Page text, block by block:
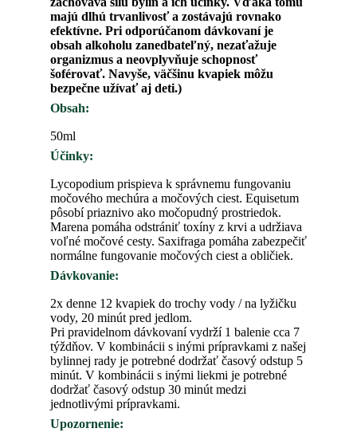
majú dlhú trvanlivosť a zostávajú rovnako
efektívne. Pri odporúčanom dávkovaní je
obsah alkoholu zanedbateľný, nezaťažuje
organizmus a neovplyvňuje schopnosť
šoférovať. Navyše, väčšinu kvapiek môžu
bezpečne užívať aj deti.)
Obsah:
50ml
Účinky:
Lycopodium prispieva k správnemu fungovaniu
močového mechúra a močových ciest. Equisetum
pôsobí priaznivo ako močopudný prostriedok.
Marena pomáha odstrániť toxíny z krvi a udržiava
voľné močové cesty. Saxifraga pomáha zabezpečiť
normálne fungovanie močových ciest a obličiek.
Dávkovanie:
2x denne 12 kvapiek do trochy vody / na lyžičku
vody, 20 minút pred jedlom.
Pri pravidelnom dávkovaní vydrží 1 balenie cca 7
týždňov. V kombinácii s inými prípravkami z našej
bylinnej rady je potrebné dodržať časový odstup 5
minút. V kombinácii s inými liekmi je potrebné
dodržať časový odstup 30 minút medzi
jednotlivými prípravkami.
Upozornenie: